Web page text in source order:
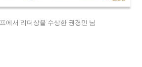
에서 리더상을 수상한 권경민 님